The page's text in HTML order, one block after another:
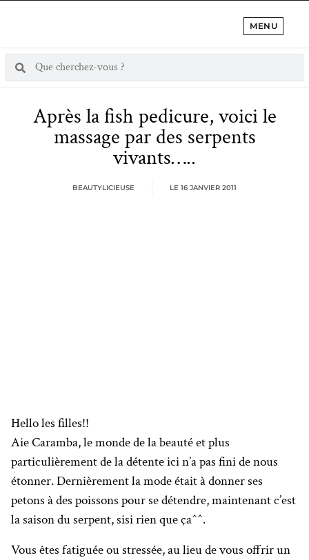
MENU
Après la fish pedicure, voici le
massage par des serpents
vivants…..
BEAUTYLICIEUSE LE 16 JANVIER 2011
Hello les filles!!
Aie Caramba, le monde de la beauté et plus
particulièrement de la détente ici n’a pas fini de nous
étonner. Dernièrement la mode était à donner ses
petons à des poissons pour se détendre, maintenant c’est
la saison du serpent, sisi rien que ça^^.
Vous êtes fatiguée ou stressée, au lieu de vous offrir un